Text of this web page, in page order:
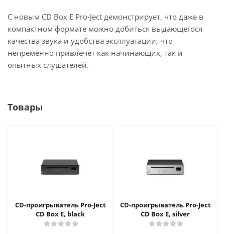
С новым CD Box E Pro-Ject демонстрирует, что даже в
компактном формате можно добиться выдающегося
качества звука и удобства эксплуатации, что
непременно привлечет как начинающих, так и
опытных слушателей.
Товары
CD-проигрыватель Pro-Ject
CD Box E, black
CD-проигрыватель Pro-Ject
CD Box E, silver